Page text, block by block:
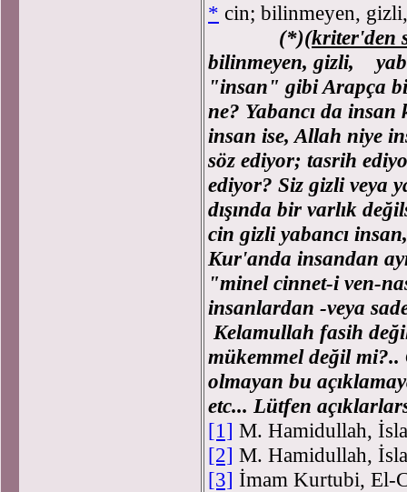
* cin; bilinmeyen,
(*)(kriter'den
bilinmeyen, gizli,
"insan" gibi Arapça
ne? Yabancı da
insan ise, Allah niye
söz ediyor; tasrih
ediyor? Siz gizli veya
dışında bir varlık
cin gizli yabancı
Kur'anda insandan
"minel cinnet-i ven-
insanlardan -veya
Kelamullah fasih
mükemmel değil mi?..
olmayan bu
etc... Lütfen
[1] M. Hamidullah,
[2] M. Hamidullah,
[3] İmam Kurtubi, El-